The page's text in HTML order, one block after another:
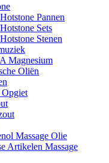
Hotstone Pannen
Hotstone Sets
Hotstone Stenen
Magnesium
Oliën
Opgiet
Massage Olie
Artikelen Massage